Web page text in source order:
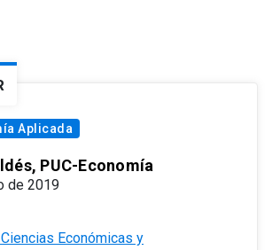
Aplicada
PUC-Economía
de 2019
Económicas y